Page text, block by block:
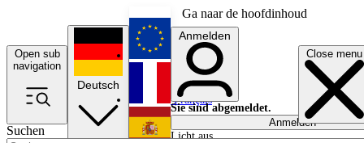
Ga naar de hoofdinhoud
Open sub
navigation
Close menu
Suchen
Deutsch
English
Français
Anmelden
Sie sind abgemeldet.
Anmelden
Licht aus